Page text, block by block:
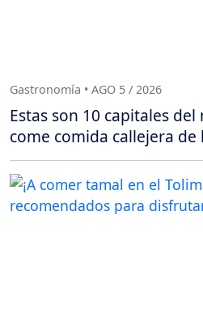
Gastronomía • AGO 5 / 2026
Estas son 10 capitales
come comida callejera de